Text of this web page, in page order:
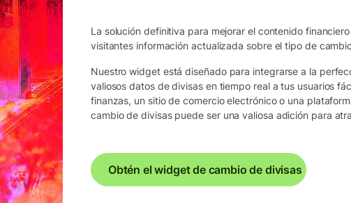
La solución definitiva para mejorar el contenido
visitantes información actualizada sobre el tipo de
Nuestro widget está diseñado para integrarse a la
valiosos datos de divisas en tiempo real a tus usuarios
finanzas, un sitio de comercio electrónico o una
cambio de divisas puede ser una valiosa adición para
Obtén el widget de cambio de divisas